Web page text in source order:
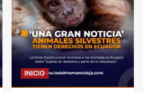
INICIO